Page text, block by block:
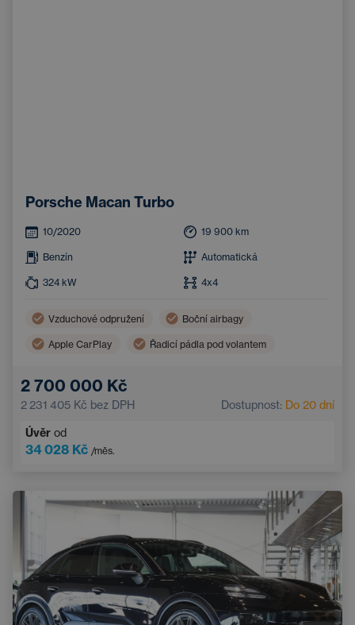
Porsche Macan Turbo
10/2020 19 900 km
Benzín Automatická
324 kW 4x4
Vzduchové odpružení Boční airbagy
Apple CarPlay Řadicí pádla pod volantem
Bezdrátové nabíjení mobilního telefonu
Parkovací asistent
2 700 000 Kč
2 231 405 Kč bez DPH Dostupnost: Do 20 dní
Úvěr od
34 028 Kč /měs.